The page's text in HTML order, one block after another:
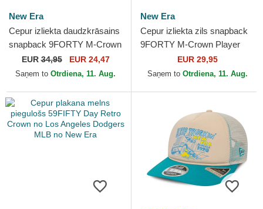
New Era
Cepur izliekta daudzkrāsains
snapback 9FORTY M-Crown
City Feature no Los Angeles
Dodgers MLB no...
EUR34,95 EUR 24,47
Saņem to Otrdiena, 11. Aug.
New Era
Cepur izliekta zils snapback
9FORTY M-Crown Player
Replica no Los Angeles
Dodgers MLB no New Era
EUR 29,95
Saņem to Otrdiena, 11. Aug.